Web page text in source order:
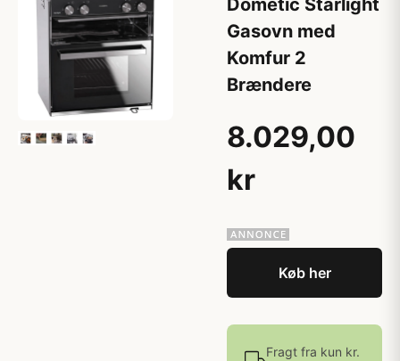
Dometic Starlight
Gasovn med
Komfur 2
Brændere
8.029,00
kr
Køb her
Fragt fra kun kr.